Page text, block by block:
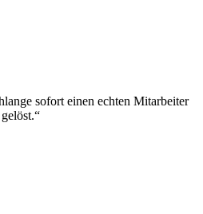
sofort einen echten Mitarbeiter